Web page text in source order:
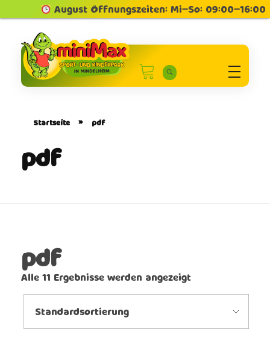
August Öffnungszeiten: Mi–So: 09:00–16:00
Minimax Sport und Kinderpark in Mindelheim
Sport und Kinderpark
Startseite » pdf
pdf
pdf
Alle 11 Ergebnisse werden angezeigt